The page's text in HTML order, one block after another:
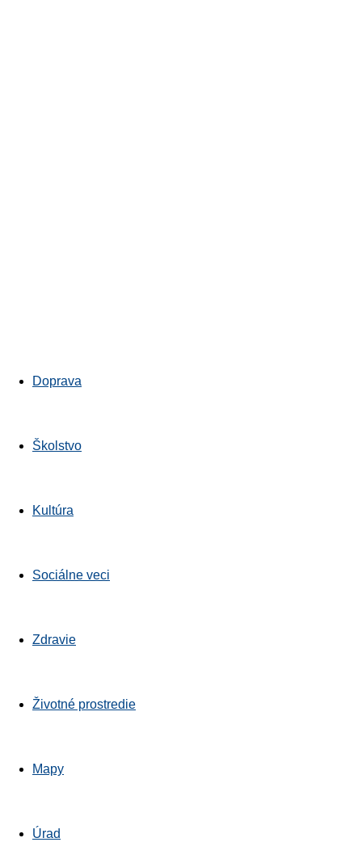
Bratislavskykraj.sk
Doprava
Školstvo
Kultúra
Sociálne veci
Zdravie
Životné prostredie
Mapy
Úrad